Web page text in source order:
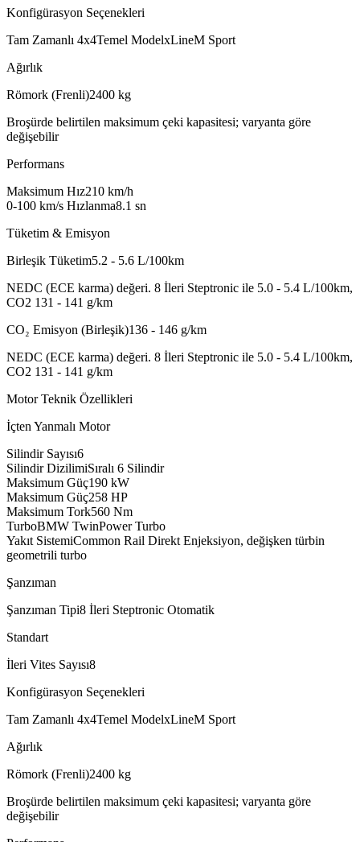
Konfigürasyon Seçenekleri
Tam Zamanlı 4x4Temel ModelxLineM Sport
Ağırlık
Römork (Frenli)2400 kg
Broşürde belirtilen maksimum çeki kapasitesi; varyanta göre
değişebilir
Performans
Maksimum Hız210 km/h
0-100 km/s Hızlanma8.1 sn
Tüketim & Emisyon
Birleşik Tüketim5.2 - 5.6 L/100km
NEDC (ECE karma) değeri. 8 İleri Steptronic ile 5.0 - 5.4 L/100km,
CO2 131 - 141 g/km
CO₂ Emisyon (Birleşik)136 - 146 g/km
NEDC (ECE karma) değeri. 8 İleri Steptronic ile 5.0 - 5.4 L/100km,
CO2 131 - 141 g/km
Motor Teknik Özellikleri
İçten Yanmalı Motor
Silindir Sayısı6
Silindir DizilimiSıralı 6 Silindir
Maksimum Güç190 kW
Maksimum Güç258 HP
Maksimum Tork560 Nm
TurboBMW TwinPower Turbo
Yakıt SistemiCommon Rail Direkt Enjeksiyon, değişken türbin
geometrili turbo
Şanzıman
Şanzıman Tipi8 İleri Steptronic Otomatik
Standart
İleri Vites Sayısı8
Konfigürasyon Seçenekleri
Tam Zamanlı 4x4Temel ModelxLineM Sport
Ağırlık
Römork (Frenli)2400 kg
Broşürde belirtilen maksimum çeki kapasitesi; varyanta göre
değişebilir